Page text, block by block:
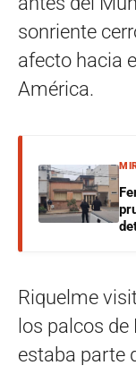
sonriente
afecto hacia
América.
Riquelme
los palcos
estaba parte